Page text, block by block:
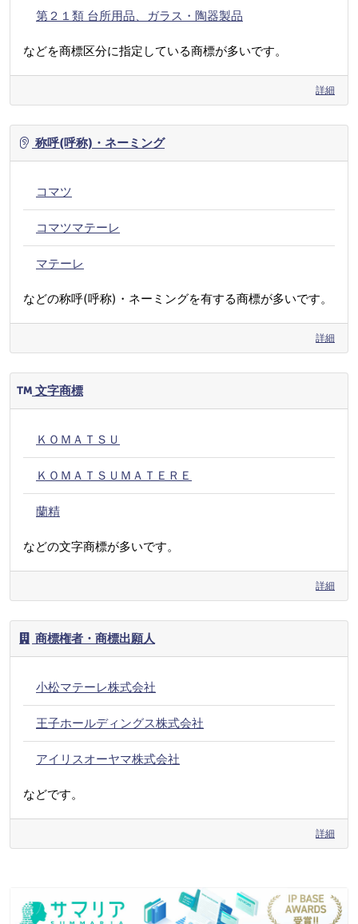
第２１類 台所用品、ガラス・陶器製品
などを商標区分に指定している商標が多いです。
詳細
称呼(呼称)・ネーミング
コマツ
コマツマテーレ
マテーレ
などの称呼(呼称)・ネーミングを有する商標が多いです。
詳細
文字商標
ＫＯＭＡＴＳＵ
ＫＯＭＡＴＳＵＭＡＴＥＲＥ
蘭精
などの文字商標が多いです。
詳細
商標権者・商標出願人
小松マテーレ株式会社
王子ホールディングス株式会社
アイリスオーヤマ株式会社
などです。
詳細